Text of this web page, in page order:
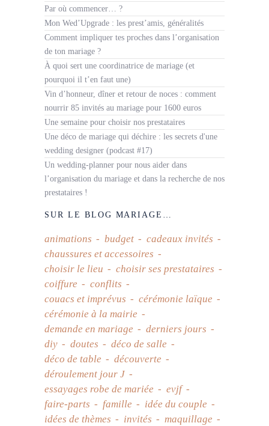
Par où commencer… ?
Mon Wed’Upgrade : les prest’amis, généralités
Comment impliquer tes proches dans l’organisation
de ton mariage ?
À quoi sert une coordinatrice de mariage (et
pourquoi il t’en faut une)
Vin d’honneur, dîner et retour de noces : comment
nourrir 85 invités au mariage pour 1600 euros
Une semaine pour choisir nos prestataires
Une déco de mariage qui déchire : les secrets d'une
wedding designer (podcast #17)
Un wedding-planner pour nous aider dans
l’organisation du mariage et dans la recherche de nos
prestataires !
SUR LE BLOG MARIAGE…
animations budget
cadeaux invités
chaussures et accessoires
choisir le lieu
choisir ses prestataires
coiffure
conflits
couacs et imprévus
cérémonie laïque
cérémonie à la mairie
demande en mariage
derniers jours
diy
doutes
déco de salle
déco de table
découverte
déroulement jour J
essayages robe de mariée
evjf
faire-parts
famille
idée du couple
idées de thèmes
invités
maquillage